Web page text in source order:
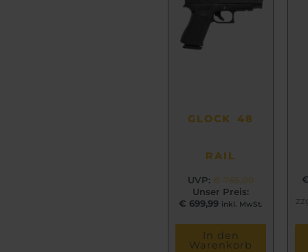
GLOCK 48
RAIL
UVP:
Unser Preis:
€ 699,99 inkl. MwSt.
In den
Warenkorb